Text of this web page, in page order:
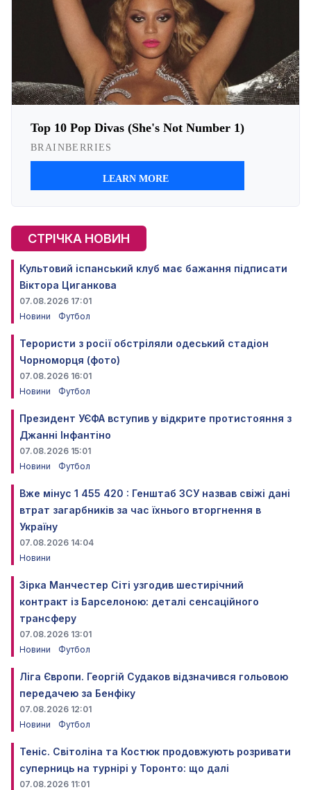
СТРІЧКА НОВИН
Культовий іспанський клуб має бажання підписати
Віктора Циганкова
07.08.2026 17:01
Новини
Футбол
Терористи з росії обстріляли одеський стадіон
Чорноморця (фото)
07.08.2026 16:01
Новини
Футбол
Президент УЄФА вступив у відкрите протистояння з
Джанні Інфантіно
07.08.2026 15:01
Новини
Футбол
Вже мінус 1 455 420 : Генштаб ЗСУ назвав свіжі дані
втрат загарбників за час їхнього вторгнення в
Україну
07.08.2026 14:04
Новини
Зірка Манчестер Сіті узгодив шестирічний
контракт із Барселоною: деталі сенсаційного
трансферу
07.08.2026 13:01
Новини
Футбол
Ліга Європи. Георгій Судаков відзначився гольовою
передачею за Бенфіку
07.08.2026 12:01
Новини
Футбол
Теніс. Світоліна та Костюк продовжують розривати
суперниць на турнірі у Торонто: що далі
07.08.2026 11:01